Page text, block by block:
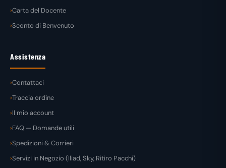
Carta del Docente
Sconto di Benvenuto
Assistenza
Contattaci
Traccia ordine
Il mio account
FAQ — Domande utili
Spedizioni & Corrieri
Servizi in Negozio (Iliad, Sky, Ritiro Pacchi)